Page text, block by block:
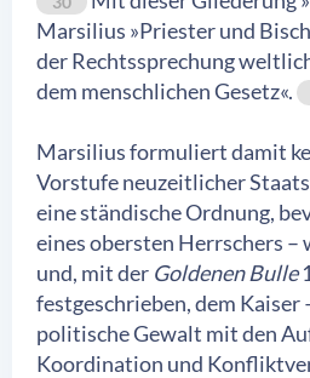
Marsilius »Priester und
der Rechtssprechung
dem menschlichen Gesetz«.
Marsilius formuliert damit
Vorstufe neuzeitlicher
eine ständische Ordnung,
eines obersten Herrschers –
und, mit der Goldenen Bulle
festgeschrieben, dem Kaiser
politische Gewalt mit den
Koordination und